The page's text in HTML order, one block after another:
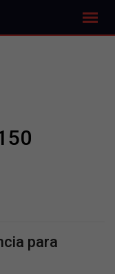
para